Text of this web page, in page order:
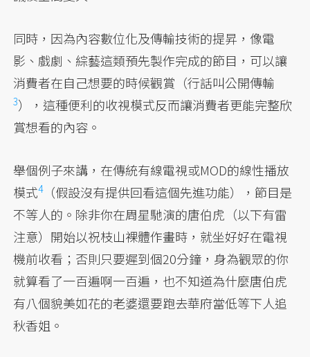
同時，因為內容數位化及傳輸技術的提昇，像電
影、戲劇、綜藝這類預先製作完成的節目，可以讓
消費者在自己想要的時候觀賞（行話叫公開傳輸
3），這種便利的收視模式反而讓消費者更能完整欣
賞想看的內容。
舉個例子來講，在傳統有線電視或MOD的線性播放
模式4（假設沒有提供回看這個先進功能），節目是
不等人的。除非你在周星馳演的唐伯虎（以下有雷
注意）開始以祝枝山裸體作畫時，就坐好好在電視
機前收看；否則只要遲到個20分鐘，身為觀眾的你
就算看了一百遍啊一百遍，也不知道為什麼唐伯虎
有八個貌美如花的老婆還要跑去華府當低等下人追
秋香姐。